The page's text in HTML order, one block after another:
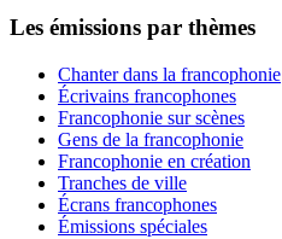
Les émissions par thèmes
Chanter dans la francophonie
Écrivains francophones
Francophonie sur scènes
Gens de la francophonie
Francophonie en création
Tranches de ville
Écrans francophones
Émissions spéciales